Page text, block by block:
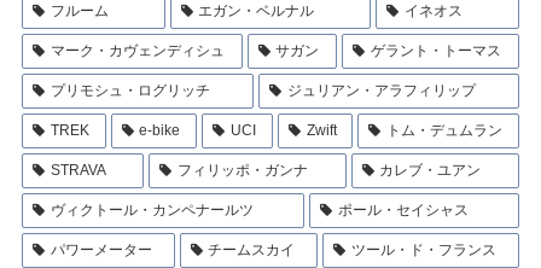
フルーム エガン・ベルナル イネオス
マーク・カヴェンディシュ サガン ゲラント・トーマス
プリモシュ・ログリッチ ジュリアン・アラフィリップ
TREK e-bike UCI Zwift トム・デュムラン
STRAVA フィリッポ・ガンナ カレブ・ユアン
ヴィクトール・カンペナールツ ポール・セイシャス
パワーメーター チームスカイ ツール・ド・フランス